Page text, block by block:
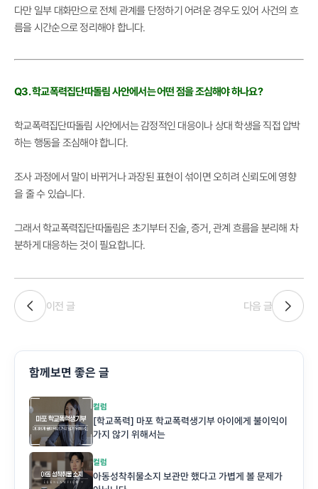
다만 일부 대화만으로 전체 관계를 단정하기 어려운 경우도 있어 사건의 흐
름을 시간순으로 정리해야 합니다.
Q3. 학교폭력집단따돌림 사안에서는 어떤 점을 조심해야 하나요?
학교폭력집단따돌림 사안에서는 감정적인 대응이나 상대 학생을 직접 압박
하는 행동을 조심해야 합니다.
조사 과정에서 말이 바뀌거나 과장된 표현이 섞이면 오히려 신뢰도에 영향
을 줄 수 있습니다.
그래서 학교폭력집단따돌림은 초기부터 진술, 증거, 관계 흐름을 분리해 차
분하게 대응하는 것이 필요합니다.
이전 글 다음 글
함께보면 좋은 글
컬럼
[학교폭력] 마포 학교폭력생기부 아이에게 불이익이
가지 않기 위해서는
컬럼
아동성착취물소지 보관만 했다고 가볍게 볼 문제가